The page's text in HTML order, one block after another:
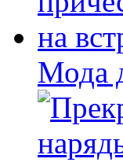
Мода